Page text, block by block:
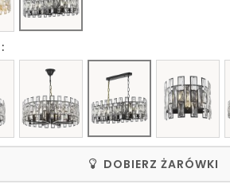
DOBIERZ ŻARÓWKI